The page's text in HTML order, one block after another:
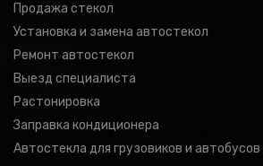
Продажа стекол
Установка и замена автостекол
Ремонт автостекол
Выезд специалиста
Растонировка
Заправка кондиционера
Автостекла для грузовиков и автобусов